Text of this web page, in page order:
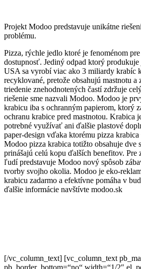
Projekt Modoo predstavuje unikátne
problému.
Pizza, rýchle jedlo ktoré je fenoménom
dostupnosť. Jediný odpad ktorý
USA sa vyrobí viac ako 3 miliardy krabíc
recyklované, pretože obsahujú mastnotu
triedenie znehodnotených častí zdržuje
riešenie sme nazvali Modoo. Modoo je
krabicu iba s ochranným papierom, ktorý
ochranu krabice pred mastnotou. Krabica
potrebné využívať ani ďalšie plastové
paper-design vďaka ktorému pizza
Modoo pizza krabica totižto obsahuje dve
prinášajú celú kopu ďalších benefitov. Pre
ľudí predstavuje Modoo nový spôsob
tvorby svojho okolia. Modoo je eko-
krabicu zadarmo a efektívne pomáha v
ďalšie informácie navštívte modoo.sk
[/vc_column_text] [vc_column_text
pb_border_bottom=“no“ width=“1/2″